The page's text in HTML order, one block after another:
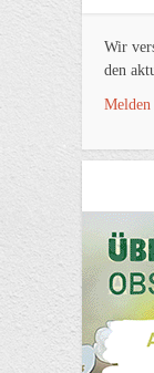
Wir
den
Melden